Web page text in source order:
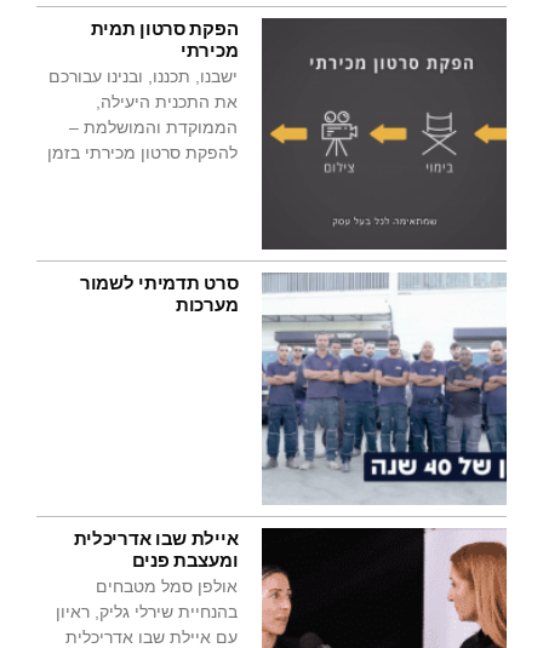
הפקת סרטון תמית
מכירתי
ישבנו, תכננו, ובנינו עבורכם
את התכנית היעילה,
הממוקדת והמושלמת –
להפקת סרטון מכירתי בזמן
סרט תדמיתי לשמור
מערכות
איילת שבו אדריכלית
ומעצבת פנים
אולפן סמל מטבחים
בהנחיית שירלי גליק, ראיון
עם איילת שבו אדריכלית